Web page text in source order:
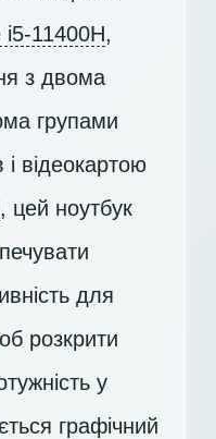
11400H,
з двома
групами
і відеокартою
, цей ноутбук
для
розкрити
у
графічний